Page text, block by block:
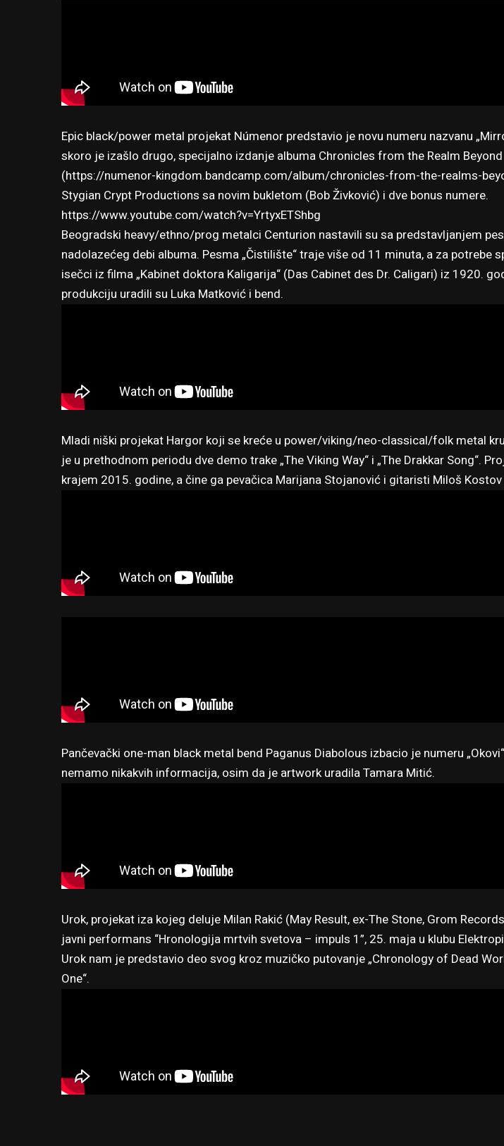
Epic black/power metal projekat Númenor predstavio je novu numeru nazvanu
skoro je izašlo drugo, specijalno izdanje albuma Chronicles from the Realm Beyond
(https://numenor-kingdom.bandcamp.com/album/chronicles-from-the-realms-
Stygian Crypt Productions sa novim bukletom (Bob Živković) i dve bonus numere.
https://www.youtube.com/watch?v=YrtyxETShbg
Beogradski heavy/ethno/prog metalci Centurion nastavili su sa predstavljanjem
nadolazećeg debi albuma. Pesma „Čistilište“ traje više od 11 minuta, a za potrebe
isečci iz filma „Kabinet doktora Kaligarija“ (Das Cabinet des Dr. Caligari) iz 1920.
produkciju uradili su Luka Matković i bend.
Mladi niški projekat Hargor koji se kreće u power/viking/neo-classical/folk metal
je u prethodnom periodu dve demo trake „The Viking Way“ i „The Drakkar Song“.
krajem 2015. godine, a čine ga pevačica Marijana Stojanović i gitaristi Miloš
Pančevački one-man black metal bend Paganus Diabolous izbacio je numeru
nemamo nikakvih informacija, osim da je artwork uradila Tamara Mitić.
Urok, projekat iza kojeg deluje Milan Rakić (May Result, ex-The Stone, Grom
javni performans “Hronologija mrtvih svetova – impuls 1”, 25. maja u klubu
Urok nam je predstavio deo svog kroz muzičko putovanje „Chronology of Dead
One“.